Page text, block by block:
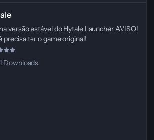
versão estável do Hytale Launcher AVISO!
precisa ter o game original!
1 Downloads